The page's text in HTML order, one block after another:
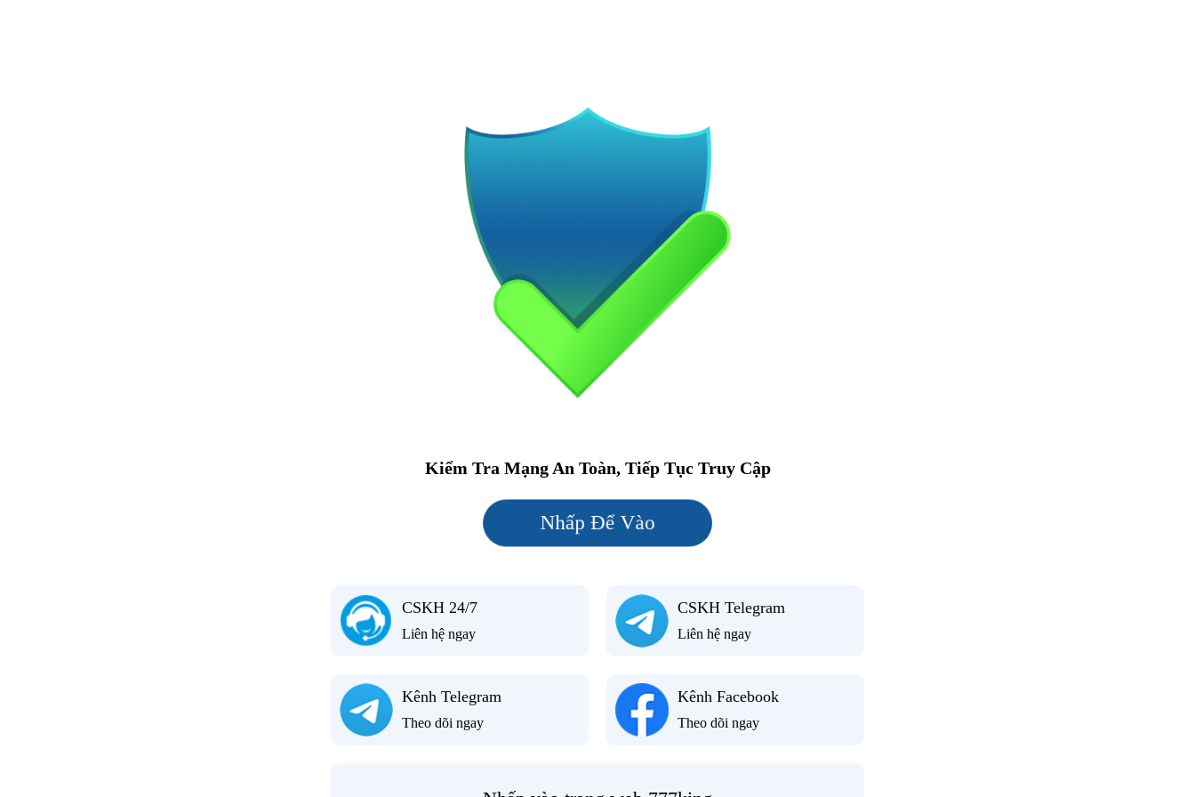
Kiểm Tra Mạng An Toàn, Tiếp Tục Truy Cập
Nhấp Để Vào
CSKH 24/7
Liên hệ ngay
CSKH Telegram
Liên hệ ngay
Kênh Telegram
Theo dõi ngay
Kênh Facebook
Theo dõi ngay